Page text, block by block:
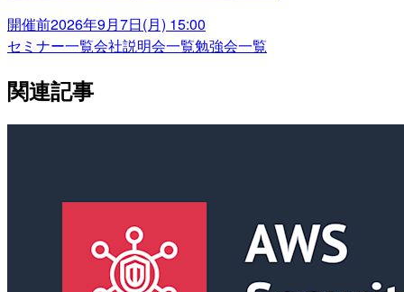
開催前2026年9月7日(月) 15:00
セミナー一覧会社説明会一覧勉強会一覧
関連記事